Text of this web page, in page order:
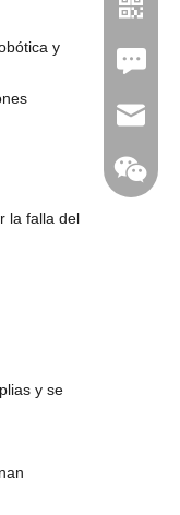
y
la falla del
y se
Leave